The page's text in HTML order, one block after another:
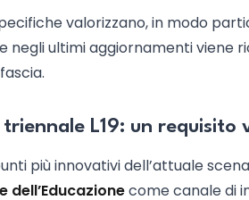
valorizzano, in modo
negli ultimi aggiornamenti viene
triennale L19: un requisito
più innovativi dell’attuale
dell’Educazionecome canale di